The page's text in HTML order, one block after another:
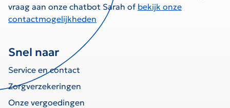
vraag aan onze chatbot Sarah of bekijk onze
contactmogelijkheden
Snel naar
Service en contact
Zorgverzekeringen
Onze vergoedingen